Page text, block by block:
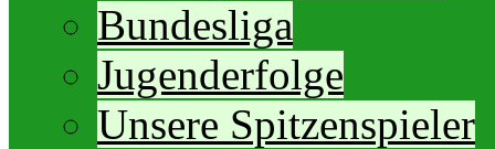
Bundesliga
Jugenderfolge
Unsere Spitzenspieler